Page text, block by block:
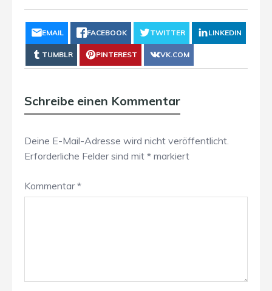
EMAIL FACEBOOK TWITTER LINKEDIN
TUMBLR PINTEREST VK.COM
Schreibe einen Kommentar
Deine E-Mail-Adresse wird nicht veröffentlicht.
Erforderliche Felder sind mit * markiert
Kommentar*